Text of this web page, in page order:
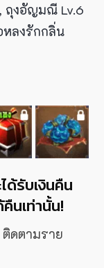
ถุงอัญมณี Lv.6
ลงรักกลิ่น
ด้รับเงินคืน
คืนเท่านั้น!
ดตามราย